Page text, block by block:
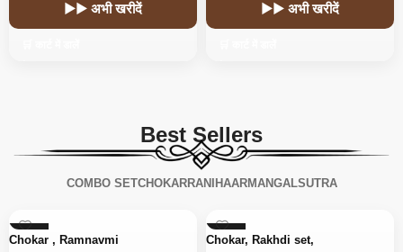
▶▶ अभी खरीदें ▶▶ अभी खरीदें
Best Sellers
COMBO SETCHOKARRANIHAARMANGALSUTRA
-56%
Chokar , Ramnavmi
-15%
Chokar, Rakhdi set,